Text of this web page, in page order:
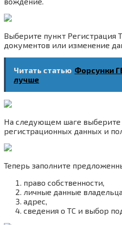
Выберите пункт Регистрация
документов или изменение
Читать статью Форсунки
лучше
На следующем шаге выберите
регистрационных данных и
Теперь заполните
право собственности,
личные данные
адрес,
сведения о ТС и выбор